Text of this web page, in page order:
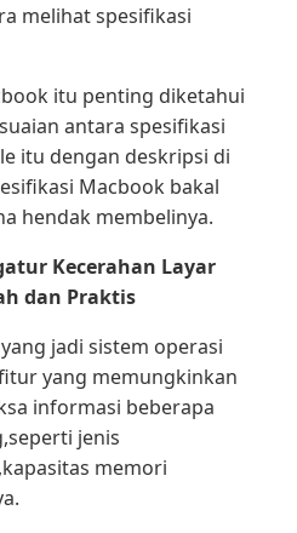
melihat spesifikasi
itu penting diketahui
antara spesifikasi
itu dengan deskripsi di
Macbook bakal
hendak membelinya.
Kecerahan Layar
dan Praktis
jadi sistem operasi
yang memungkinkan
informasi beberapa
jenis
memori